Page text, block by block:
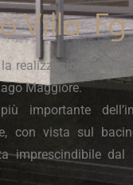
Villa Fg
realizzazione di
Maggiore.
importante
con vista sul
imprescindibile